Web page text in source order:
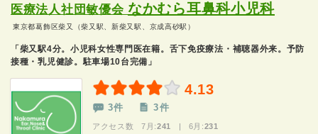
医療法人社団敏優会 なかむら耳鼻科小児科
東京都葛飾区柴又（柴又駅、新柴又駅、京成高砂駅）
「柴又駅4分。小児科女性専門医在籍。舌下免疫療法・補聴器外来。予防
接種・乳児健診。駐車場10台完備」
4.13
3件 3件
アクセス数 7月:241 | 6月:231